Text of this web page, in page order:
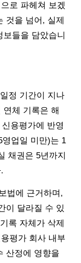
로 파헤쳐 보겠
것을 넘어, 실제
들을 담았습니
정 기간이 지나
체 기록은 해
용평가에 반영
업일 미만)는 1
채권은 5년까지
법에 근거하며,
이 달라질 수 있
록 자체가 삭제
평가 회사 내부
산정에 영향을